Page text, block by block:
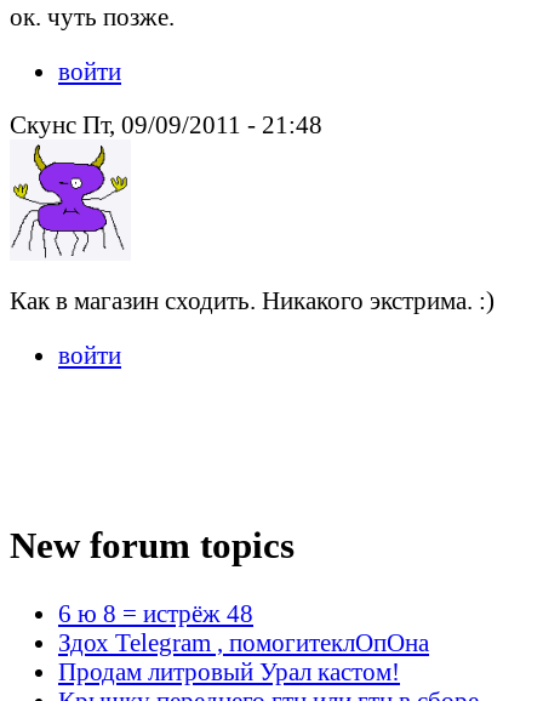
ок. чуть позже.
войти
Скунс Пт, 09/09/2011 - 21:48
Как в магазин сходить. Никакого экстрима. :)
войти
New forum topics
6 ю 8 = истрёж 48
Здох Telegram , помогитеклОпОна
Продам литровый Урал кастом!